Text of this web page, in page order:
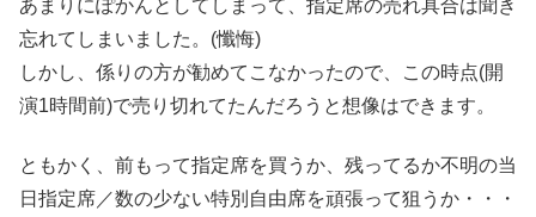
あまりにぽかんとしてしまって、指定席の売れ具合は聞き
忘れてしまいました。(懺悔)
しかし、係りの方が勧めてこなかったので、この時点(開
演1時間前)で売り切れてたんだろうと想像はできます。
ともかく、前もって指定席を買うか、残ってるか不明の当
日指定席／数の少ない特別自由席を頑張って狙うか・・・